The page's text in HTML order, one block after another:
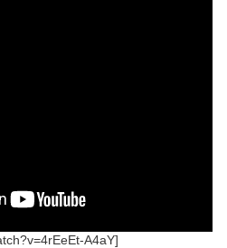
A4aY]